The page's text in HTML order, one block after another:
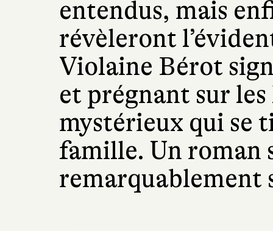
entendus, mais
révèleront
Violaine Bérot
et prégnant sur
mystérieux qui se
famille. Un roman
remarquablement